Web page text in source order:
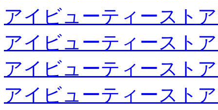
アイビューティースト
アイビューティースト
アイビューティースト
アイビューティースト